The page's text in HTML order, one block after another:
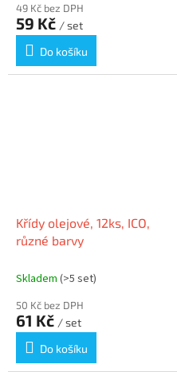
49 Kč bez DPH
59 Kč / set
Do košíku
Křídy olejové, 12ks, ICO,
různé barvy
Skladem (>5 set)
50 Kč bez DPH
61 Kč / set
Do košíku